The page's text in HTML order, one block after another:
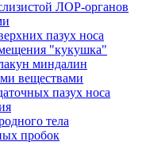
ЛОР-органов
пазух носа
"кукушка"
миндалин
веществами
пазух носа
тела
пробок